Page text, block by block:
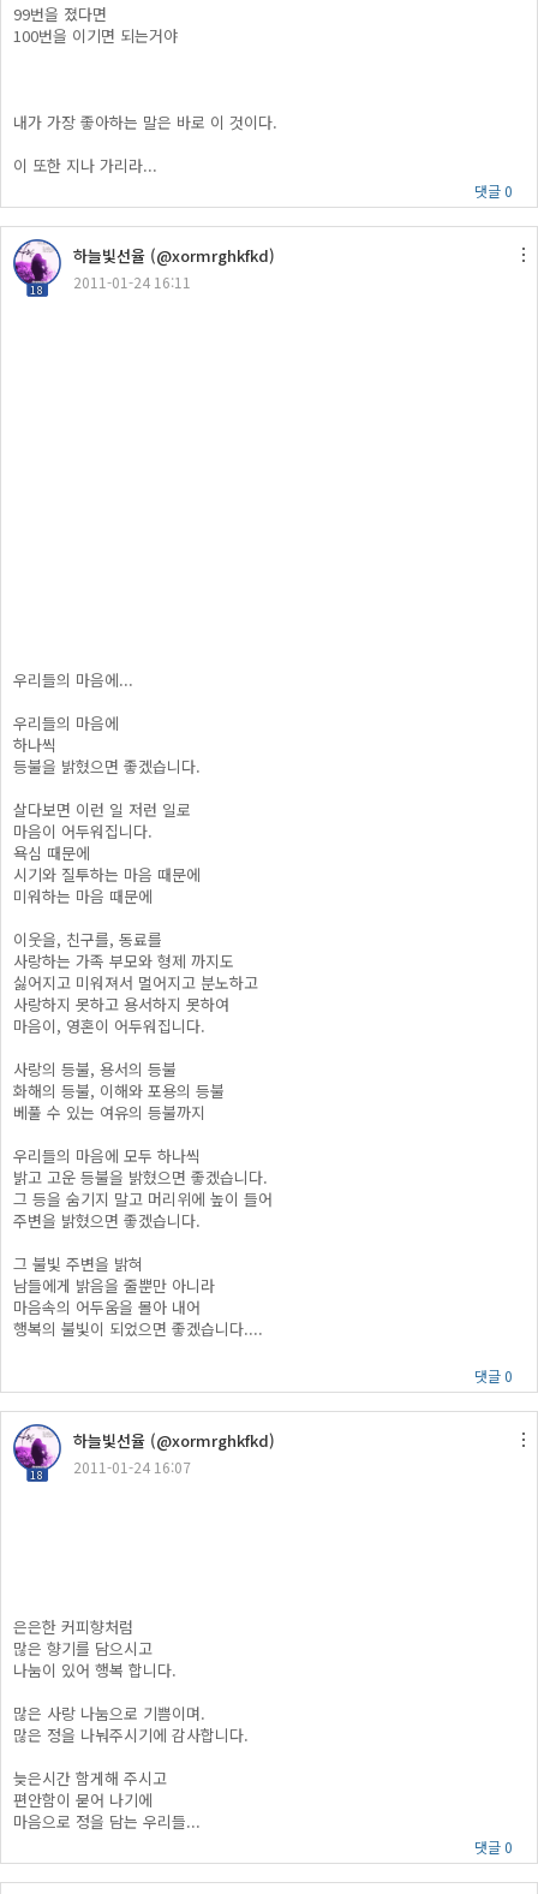
99번을 졌다면
100번을 이기면 되는거야
내가 가장 좋아하는 말은 바로 이 것이다.
이 또한 지나 가리라...
댓글 0
18
하늘빛선율 (@xormrghkfkd)
2011-01-24 16:11
우리들의 마음에...
우리들의 마음에
하나씩
등불을 밝혔으면 좋겠습니다.
살다보면 이런 일 저런 일로
마음이 어두워집니다.
욕심 때문에
시기와 질투하는 마음 때문에
미워하는 마음 때문에
이웃을, 친구를, 동료를
사랑하는 가족 부모와 형제 까지도
싫어지고 미워져서 멀어지고 분노하고
사랑하지 못하고 용서하지 못하여
마음이, 영혼이 어두워집니다.
사랑의 등불, 용서의 등불
화해의 등불, 이해와 포용의 등불
베풀 수 있는 여유의 등불까지
우리들의 마음에 모두 하나씩
밝고 고운 등불을 밝혔으면 좋겠습니다.
그 등을 숨기지 말고 머리위에 높이 들어
주변을 밝혔으면 좋겠습니다.
그 불빛 주변을 밝혀
남들에게 밝음을 줄뿐만 아니라
마음속의 어두움을 몰아 내어
행복의 불빛이 되었으면 좋겠습니다....
댓글 0
18
하늘빛선율 (@xormrghkfkd)
2011-01-24 16:07
은은한 커피향처럼
많은 향기를 담으시고
나눔이 있어 행복 합니다.
많은 사랑 나눔으로 기쁨이며.
많은 정을 나눠주시기에 감사합니다.
늦은시간 함게해 주시고
편안함이 묻어 나기에
마음으로 정을 담는 우리들...
댓글 0